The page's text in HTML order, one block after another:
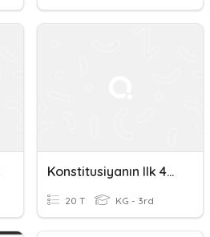
Konstitusiyanın Ilk 40 Maddəsi
20 T KG - 3rd